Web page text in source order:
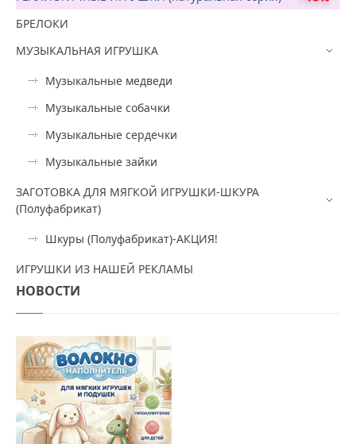
БРЕЛОКИ
МУЗЫКАЛЬНАЯ ИГРУШКА
Музыкальные медведи
Музыкальные собачки
Музыкальные сердечки
Музыкальные зайки
ЗАГОТОВКА ДЛЯ МЯГКОЙ ИГРУШКИ-ШКУРА
(Полуфабрикат)
Шкуры (Полуфабрикат)-АКЦИЯ!
ИГРУШКИ ИЗ НАШЕЙ РЕКЛАМЫ
НОВОСТИ